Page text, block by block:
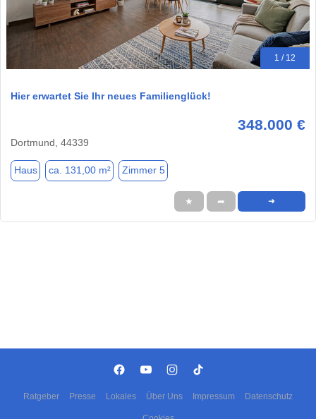
1 / 12
Hier erwartet Sie Ihr neues Familienglück!
348.000 €
Dortmund, 44339
Haus ca. 131,00 m² Zimmer 5
★ ➦ ➜
Ratgeber Presse Lokales Über Uns Impressum Datenschutz